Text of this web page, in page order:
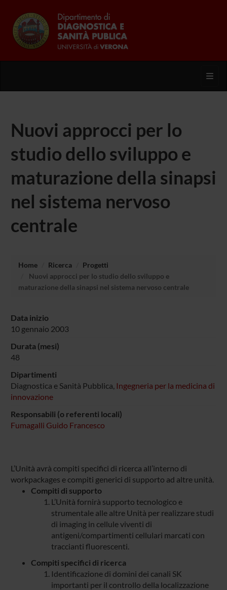
Nuovi approcci per lo
studio dello sviluppo e
maturazione della sinapsi
nel sistema nervoso
centrale
Home Ricerca
Progetti
Nuovi approcci per lo studio dello sviluppo e
maturazione della sinapsi nel sistema nervoso centrale
Data inizio
10 gennaio 2003
Durata (mesi)
48
Dipartimenti
Diagnostica e Sanità Pubblica, Ingegneria per la medicina di
innovazione
Responsabili (o referenti locali)
Fumagalli Guido Francesco
L’Unità avrà compiti specifici di ricerca all’interno di
workpackages e compiti generici di supporto ad altre unità.
Compiti di supporto
L’Unità fornirà supporto tecnologico e
strumentale alle altre Unità per realizzare studi
di imaging in cellule viventi di
antigeni/compartimenti cellulari marcati con
traccianti fluorescenti.
Compiti specifici di ricerca
Identificazione di domini dei canali SK
importanti per il controllo della localizzazione